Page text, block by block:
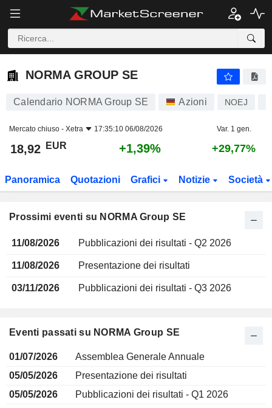
NORMA GROUP SE
NORMA GROUP SE
Calendario NORMA Group SE Azioni NOEJ
Mercato chiuso - Xetra 17:35:10 06/08/2026 Var. 1 gen.
18,92 EUR +1,39% +29,77%
Panoramica Quotazioni Grafici Notizie Società
Prossimi eventi su NORMA Group SE
11/08/2026 Pubblicazioni dei risultati - Q2 2026
11/08/2026 Presentazione dei risultati
03/11/2026 Pubblicazioni dei risultati - Q3 2026
Eventi passati su NORMA Group SE
01/07/2026
Assemblea Generale Annuale
05/05/2026
Presentazione dei risultati
05/05/2026
Pubblicazioni dei risultati - Q1 2026